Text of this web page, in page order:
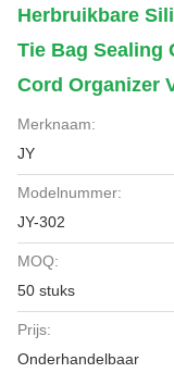
Herbruikbare
Tie Bag Sealing
Cord Organizer
Merknaam:
JY
Modelnummer:
JY-302
MOQ:
50 stuks
Prijs:
Onderhandelbaar